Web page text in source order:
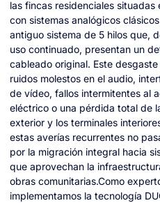
las fincas residenciales
con sistemas analógicos
antiguo sistema de 5 hilos que,
uso continuado, presentan un
cableado original. Este
ruidos molestos en el audio,
de vídeo, fallos intermitentes al
eléctrico o una pérdida total de
exterior y los terminales
estas averías recurrentes no
por la migración integral hacia
que aprovechan la
obras comunitarias.Como
implementamos la tecnología